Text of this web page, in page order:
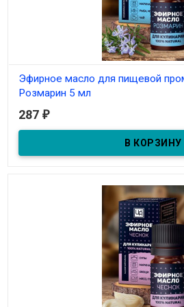
Эфирное масло для пищевой
Розмарин 5 мл
В наличии
Эфирное масло для пищевой
287 ₽